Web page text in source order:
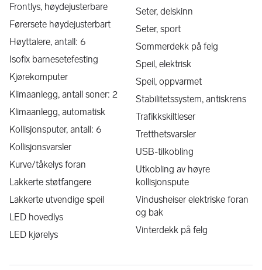
Vi er en del av Mobile, som er en av Norges største
bilforhandlerkjeder. Dette gir oss en unik mulighet til å kunne
tilby våre kunder et bredt utvalg av bilmodeller enten gjennom
våre egne butikker eller gjennom vårt brede kontaktnett. Har
vi ikke den bilen du ønsker deg, skaffer vi den gjerne på
Velkommen til en trygg og enkel bilhandel her hos oss i
Mobile Drotningsvik!
*Annonsen kan være mangelfull. Fullstendig
salgsinformasjon/utstyr og opplysninger iht. opplysningsplikt
kan fås direkte fra selger.
Frontlys, høydejusterbare
Førersete høydejusterbart
Høyttalere, antall: 6
Isofix barnesetefesting
Kjørekomputer
Klimaanlegg, antall soner: 2
Klimaanlegg, automatisk
Kollisjonsputer, antall: 6
Kollisjonsvarsler
Kurve/tåkelys foran
Lakkerte støtfangere
Lakkerte utvendige speil
LED hovedlys
LED kjørelys
Seter, delskinn
Seter, sport
Sommerdekk på felg
Speil, elektrisk
Speil, oppvarmet
Stabilitetssystem, antiskrens
Trafikkskiltleser
Tretthetsvarsler
USB-tilkobling
Utkobling av høyre
kollisjonspute
Vindusheiser elektriske foran
og bak
Vinterdekk på felg